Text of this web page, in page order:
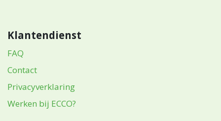
Klantendienst
FAQ
Contact
Privacyverklaring
Werken bij ECCO?